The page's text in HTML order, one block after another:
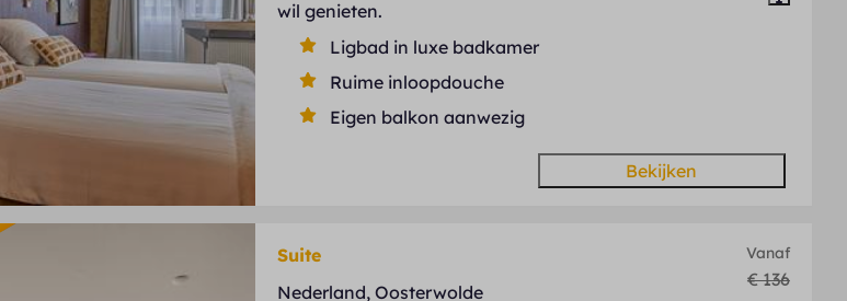
wil genieten.
Ligbad in luxe badkamer
Ruime inloopdouche
Eigen balkon aanwezig
Bekijken
Vanaf
€ 136
Suite
Nederland, Oosterwolde